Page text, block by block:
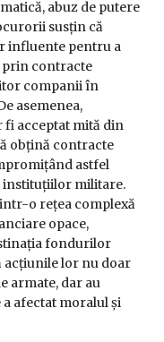
abuz de putere
susțin că
influente pentru a
prin contracte
companii în
asemenea,
fi acceptat mită din
obțină contracte
astfel
instituțiilor militare.
o rețea complexă
opace,
fondurilor
acțiunile lor nu doar
armate, dar au
afectat moralul și